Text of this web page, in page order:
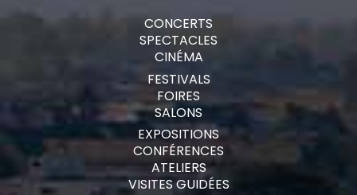
CONCERTS
SPECTACLES
CINÉMA
FESTIVALS
FOIRES
SALONS
EXPOSITIONS
CONFÉRENCES
ATELIERS
VISITES GUIDÉES